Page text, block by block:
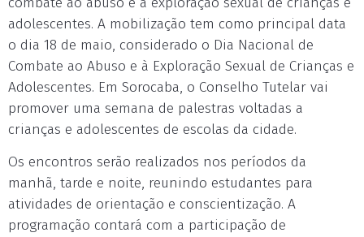
adolescentes. A mobilização tem como principal data
o dia 18 de maio, considerado o Dia Nacional de
Combate ao Abuso e à Exploração Sexual de Crianças e
Adolescentes. Em Sorocaba, o Conselho Tutelar vai
promover uma semana de palestras voltadas a
crianças e adolescentes de escolas da cidade.
Os encontros serão realizados nos períodos da
manhã, tarde e noite, reunindo estudantes para
atividades de orientação e conscientização. A
programação contará com a participação de